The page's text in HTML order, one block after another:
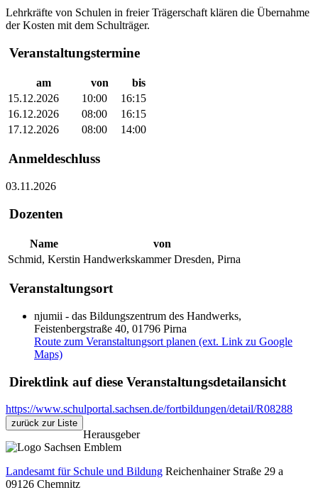
Lehrkräfte von Schulen in freier Trägerschaft klären die Übernahme
der Kosten mit dem Schulträger.
Veranstaltungstermine
am von
bis
15.12.2026
10:00
16:15
16.12.2026
08:00
16:15
17.12.2026
08:00 14:00
Anmeldeschluss
03.11.2026
Dozenten
Name
von
Schmid, Kerstin Handwerkskammer Dresden, Pirna
Veranstaltungsort
njumii - das Bildungszentrum des Handwerks,
Feistenbergstraße 40, 01796 Pirna
Route zum Veranstaltungsort planen (ext. Link zu Google
Maps)
Direktlink auf diese Veranstaltungsdetailansicht
https://www.schulportal.sachsen.de/fortbildungen/detail/R08288
zurück zur Liste
Herausgeber
Landesamt für Schule und Bildung Reichenhainer Straße 29 a
09126 Chemnitz